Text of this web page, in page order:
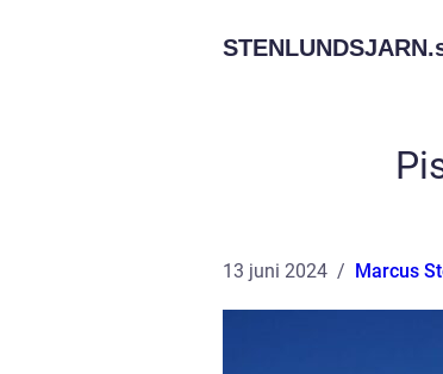
STENLUNDSJARN.
13 juni 2024 Marcus